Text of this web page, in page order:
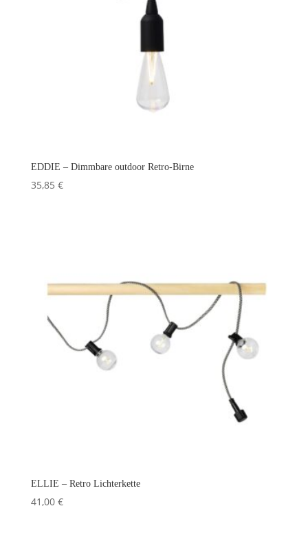
EDDIE – Dimmbare outdoor Retro-Birne
35,85 €
ELLIE – Retro Lichterkette
41,00 €